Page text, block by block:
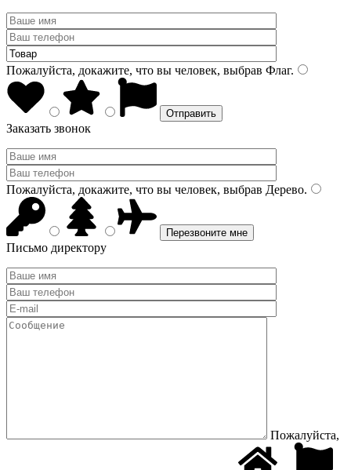
Пожалуйста, докажите, что вы человек, выбрав Флаг.
Заказать звонок
Пожалуйста, докажите, что вы человек, выбрав Дерево.
Письмо директору
Пожалуйста,